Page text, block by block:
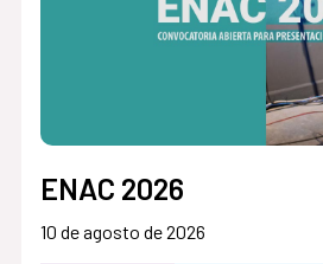
ENAC 2026
10 de agosto de 2026